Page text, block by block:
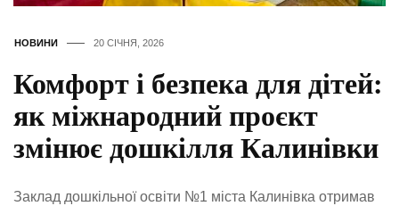
НОВИНИ 20 СІЧНЯ, 2026
Комфорт і безпека для дітей:
як міжнародний проєкт
змінює дошкілля Калинівки
Заклад дошкільної освіти №1 міста Калинівка отримав